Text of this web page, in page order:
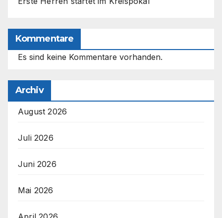
Kommentare
Es sind keine Kommentare vorhanden.
Archiv
August 2026
Juli 2026
Juni 2026
Mai 2026